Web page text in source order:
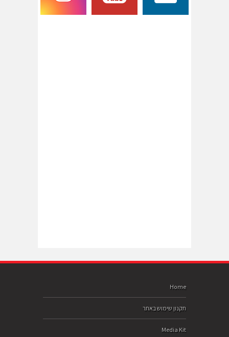
Home
תקנון שימוש באתר
Media Kit